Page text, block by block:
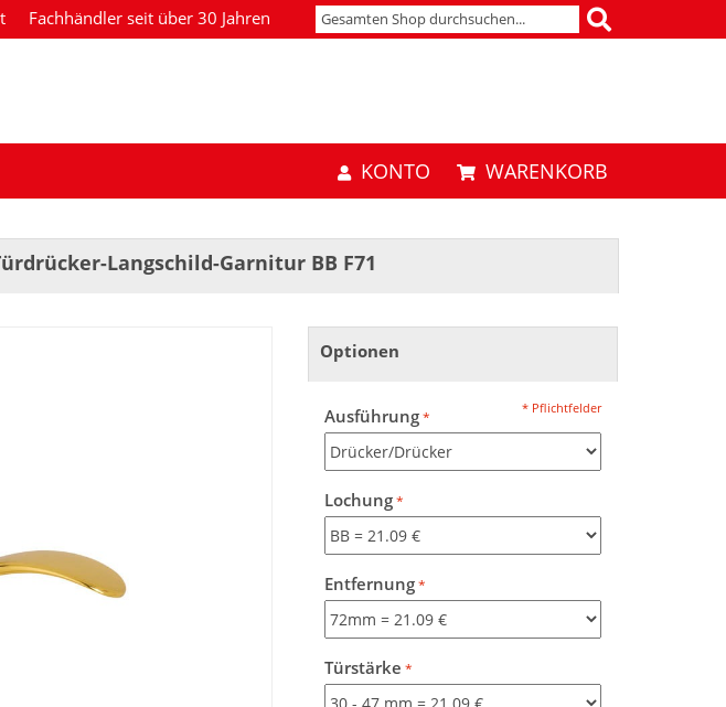
Fachhändler seit über 30 Jahren
KONTO WARENKORB
Langschild-Garnitur BB F71
Optionen
Ausführung
Lochung
Entfernung
Türstärke
* Pflichtfelder